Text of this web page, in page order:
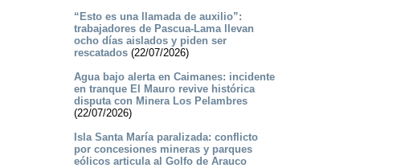
“Esto es una llamada de auxilio”:
trabajadores de Pascua-Lama llevan
ocho días aislados y piden ser
rescatados(22/07/2026)
Agua bajo alerta en Caimanes: incidente
en tranque El Mauro revive histórica
disputa con Minera Los Pelambres
(22/07/2026)
Isla Santa María paralizada: conflicto
por concesiones mineras y parques
eólicos articula al Golfo de Arauco